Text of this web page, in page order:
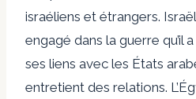
israéliens et étrangers.
engagé dans la guerre qu’il
ses liens avec les États
entretient des relations.